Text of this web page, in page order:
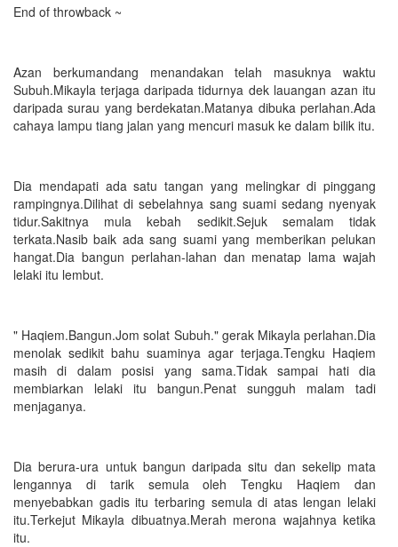
End of throwback ~
Azan berkumandang menandakan telah masuknya waktu
Subuh.Mikayla terjaga daripada tidurnya dek lauangan azan itu
daripada surau yang berdekatan.Matanya dibuka perlahan.Ada
cahaya lampu tiang jalan yang mencuri masuk ke dalam bilik itu.
Dia mendapati ada satu tangan yang melingkar di pinggang
rampingnya.Dilihat di sebelahnya sang suami sedang nyenyak
tidur.Sakitnya mula kebah sedikit.Sejuk semalam tidak
terkata.Nasib baik ada sang suami yang memberikan pelukan
hangat.Dia bangun perlahan-lahan dan menatap lama wajah
lelaki itu lembut.
" Haqiem.Bangun.Jom solat Subuh." gerak Mikayla perlahan.Dia
menolak sedikit bahu suaminya agar terjaga.Tengku Haqiem
masih di dalam posisi yang sama.Tidak sampai hati dia
membiarkan lelaki itu bangun.Penat sungguh malam tadi
menjaganya.
Dia berura-ura untuk bangun daripada situ dan sekelip mata
lengannya di tarik semula oleh Tengku Haqiem dan
menyebabkan gadis itu terbaring semula di atas lengan lelaki
itu.Terkejut Mikayla dibuatnya.Merah merona wajahnya ketika
itu.